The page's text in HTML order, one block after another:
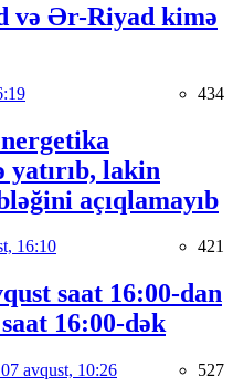
və Ər-Riyad kimə
434
yatırıb, lakin
açıqlamayıb
16:10 421
saat 16:00-dan
16:00-dək
07 avqust, 10:26 527